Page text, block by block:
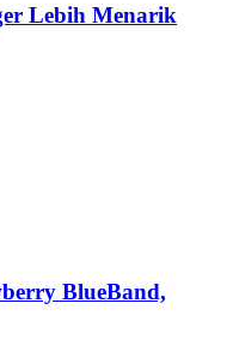
Lebih Menarik
BlueBand,